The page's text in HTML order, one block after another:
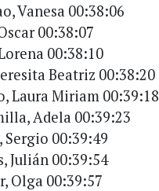
Vanesa 00:38:06
00:38:07
00:38:10
Beatriz 00:38:20
Laura Miriam 00:39:18
Adela 00:39:23
Sergio 00:39:49
Julián 00:39:54
Olga 00:39:57